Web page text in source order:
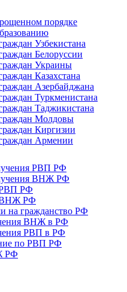
порядке
Узбекистана
Белоруссии
Украины
Казахстана
Азербайджана
Туркменистана
Таджикистана
Молдовы
Киргизии
Армении
РВП РФ
ВНЖ РФ
РВП РФ
ВНЖ РФ
на гражданство РФ
ВНЖ в РФ
РВП в РФ
по РВП РФ
РФ